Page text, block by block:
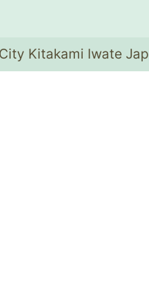
Kitakami Iwate